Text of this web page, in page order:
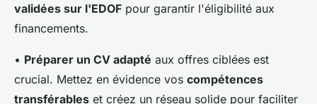
validées sur l'EDOF pour garantir l'éligibilité aux
financements.
• Préparer un CV adapté aux offres ciblées est
crucial. Mettez en évidence vos compétences
transférables et créez un réseau solide pour faciliter